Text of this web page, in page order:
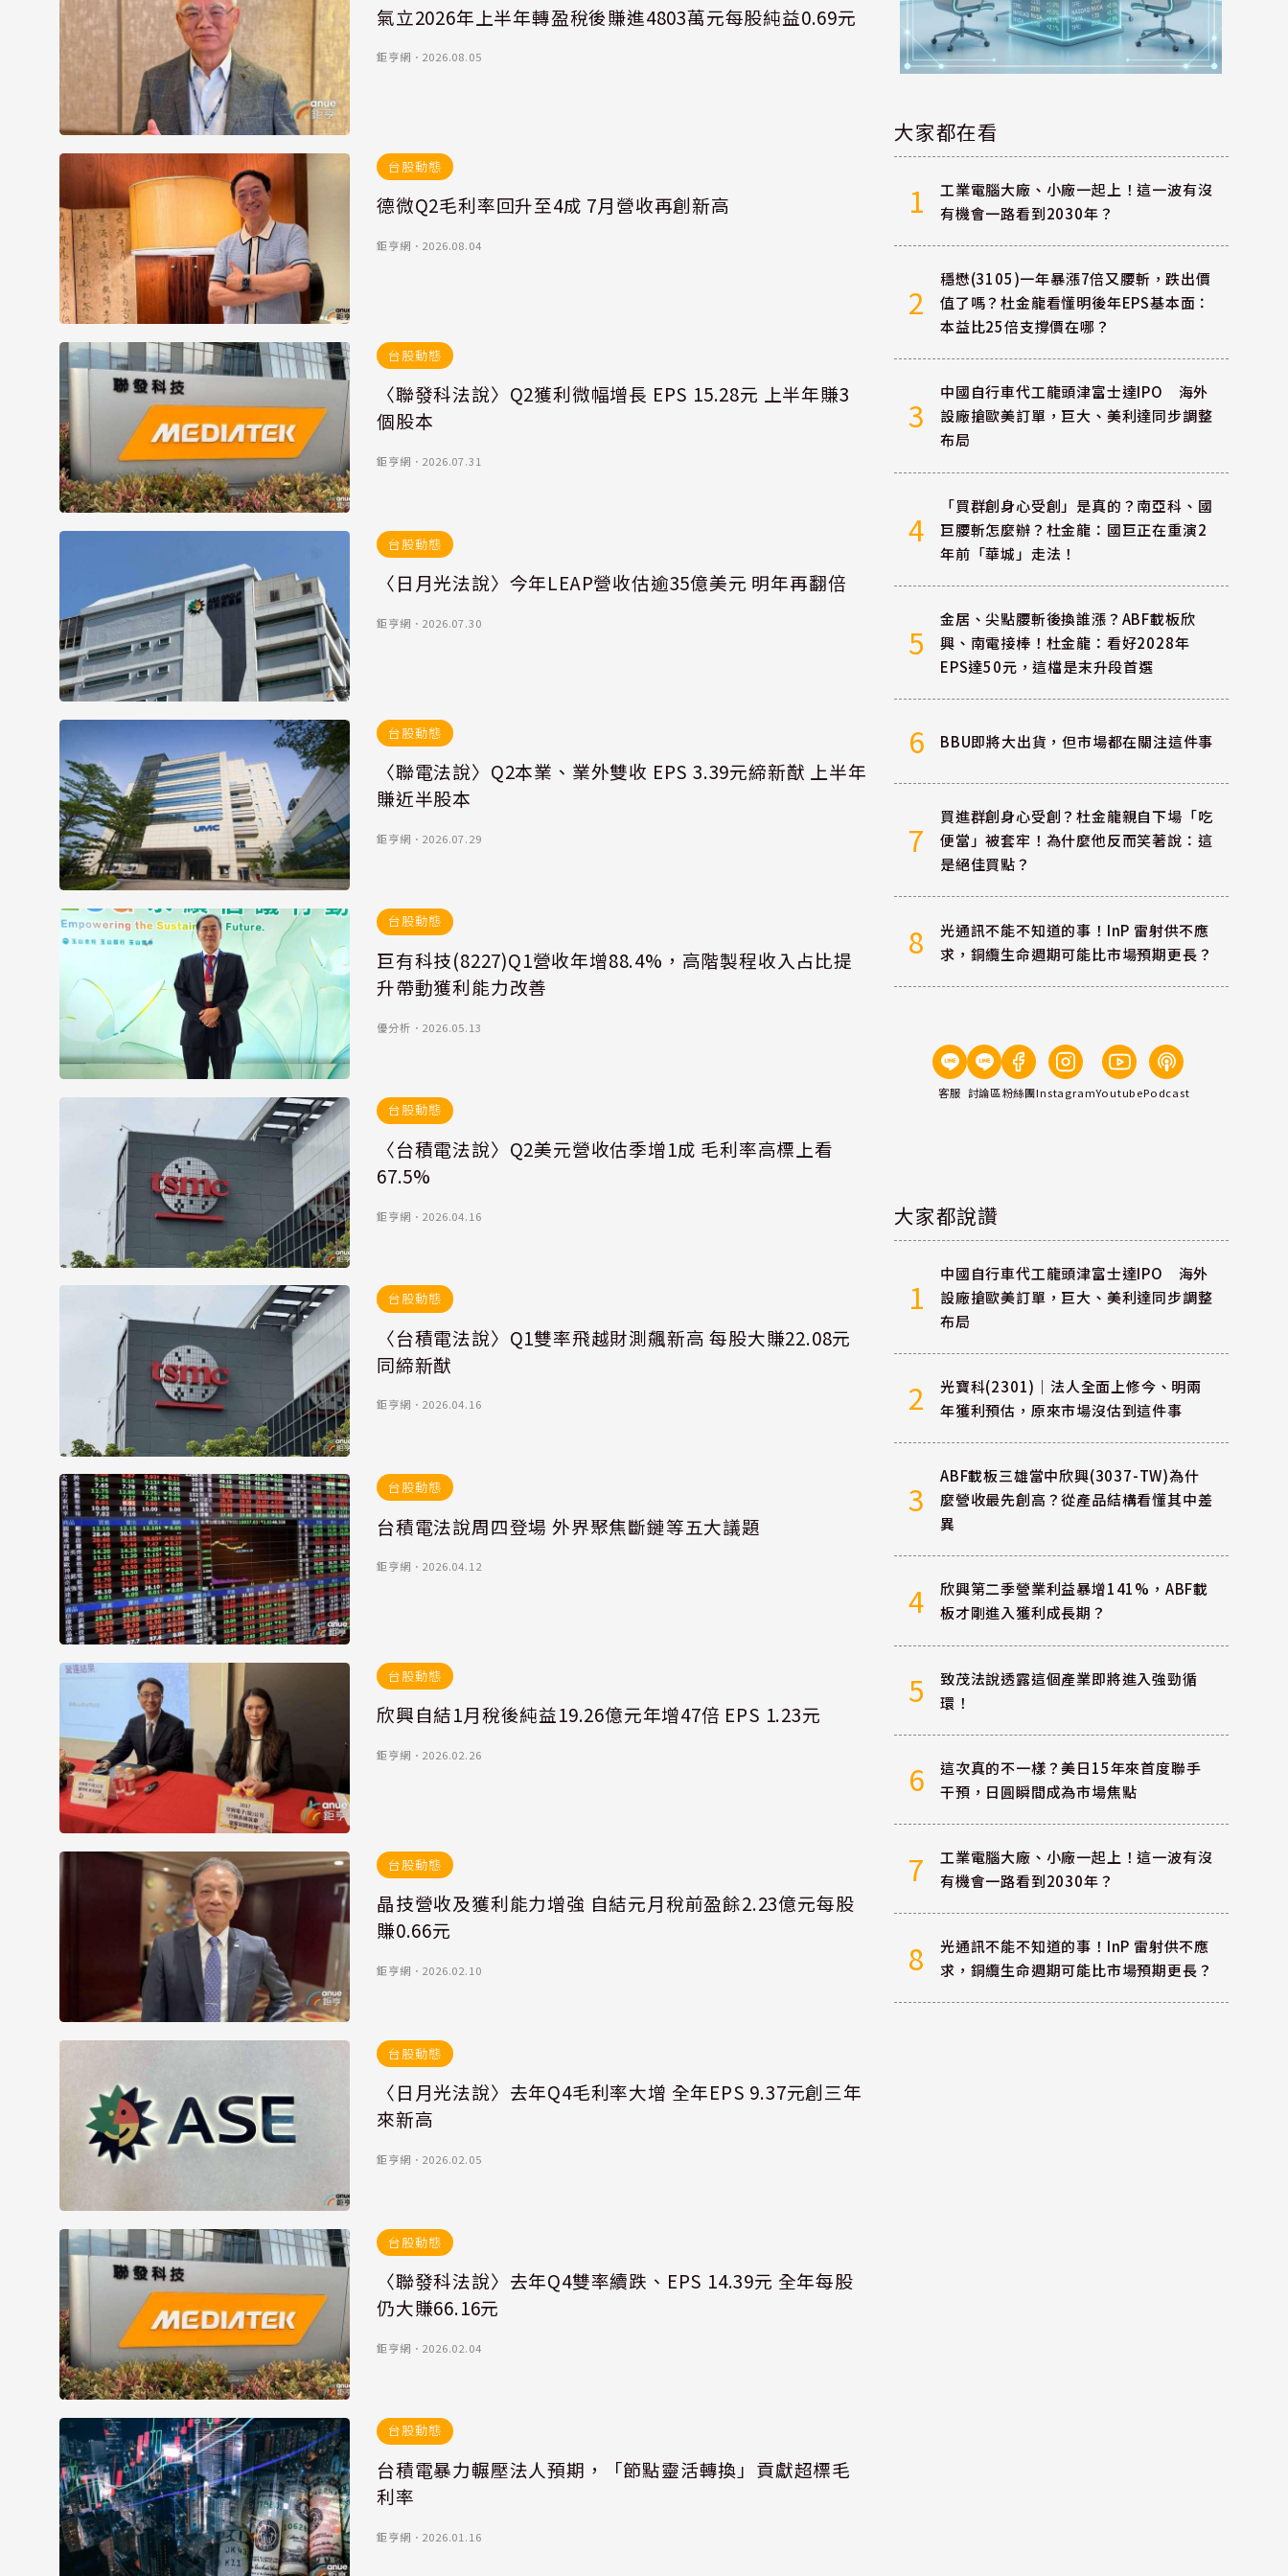
氣立2026年上半年轉盈稅後賺進4803萬元每股純益0.69元
鉅亨網 ． 2026.08.05
台股動態
德微Q2毛利率回升至4成 7月營收再創新高
鉅亨網 ． 2026.08.04
台股動態
〈聯發科法說〉Q2獲利微幅增長 EPS 15.28元 上半年賺3
個股本
鉅亨網 ． 2026.07.31
台股動態
〈日月光法說〉今年LEAP營收估逾35億美元 明年再翻倍
鉅亨網 ． 2026.07.30
台股動態
〈聯電法說〉Q2本業、業外雙收 EPS 3.39元締新猷 上半年
賺近半股本
鉅亨網 ． 2026.07.29
台股動態
巨有科技(8227)Q1營收年增88.4%，高階製程收入占比提
升帶動獲利能力改善
優分析 ． 2026.05.13
台股動態
〈台積電法說〉Q2美元營收估季增1成 毛利率高標上看
67.5%
鉅亨網 ． 2026.04.16
台股動態
〈台積電法說〉Q1雙率飛越財測飆新高 每股大賺22.08元
同締新猷
鉅亨網 ． 2026.04.16
台股動態
台積電法說周四登場 外界聚焦斷鏈等五大議題
鉅亨網 ． 2026.04.12
台股動態
欣興自結1月稅後純益19.26億元年增47倍 EPS 1.23元
鉅亨網 ． 2026.02.26
台股動態
晶技營收及獲利能力增強 自結元月稅前盈餘2.23億元每股
賺0.66元
鉅亨網 ． 2026.02.10
台股動態
〈日月光法說〉去年Q4毛利率大增 全年EPS 9.37元創三年
來新高
鉅亨網 ． 2026.02.05
台股動態
〈聯發科法說〉去年Q4雙率續跌、EPS 14.39元 全年每股
仍大賺66.16元
鉅亨網 ． 2026.02.04
台股動態
台積電暴力輾壓法人預期，「節點靈活轉換」貢獻超標毛
利率
鉅亨網 ． 2026.01.16
大家都在看
1
工業電腦大廠、小廠一起上！這一波有沒
有機會一路看到2030年？
2
穩懋(3105)一年暴漲7倍又腰斬，跌出價
值了嗎？杜金龍看懂明後年EPS基本面：
本益比25倍支撐價在哪？
3
中國自行車代工龍頭津富士達IPO 海外
設廠搶歐美訂單，巨大、美利達同步調整
布局
4
「買群創身心受創」是真的？南亞科、國
巨腰斬怎麼辦？杜金龍：國巨正在重演2
年前「華城」走法！
5
金居、尖點腰斬後換誰漲？ABF載板欣
興、南電接棒！杜金龍：看好2028年
EPS達50元，這檔是末升段首選
6 BBU即將大出貨，但市場都在關注這件事
7
買進群創身心受創？杜金龍親自下場「吃
便當」被套牢！為什麼他反而笑著說：這
是絕佳買點？
8
光通訊不能不知道的事！InP 雷射供不應
求，銅纜生命週期可能比市場預期更長？
客服 討論區粉絲團InstagramYoutubePodcast
大家都說讚
1
中國自行車代工龍頭津富士達IPO 海外
設廠搶歐美訂單，巨大、美利達同步調整
布局
2
光寶科(2301)｜法人全面上修今、明兩
年獲利預估，原來市場沒估到這件事
3
ABF載板三雄當中欣興(3037-TW)為什
麼營收最先創高？從產品結構看懂其中差
異
4
欣興第二季營業利益暴增141%，ABF載
板才剛進入獲利成長期？
5
致茂法說透露這個產業即將進入強勁循
環！
6
這次真的不一樣？美日15年來首度聯手
干預，日圓瞬間成為市場焦點
7
工業電腦大廠、小廠一起上！這一波有沒
有機會一路看到2030年？
8
光通訊不能不知道的事！InP 雷射供不應
求，銅纜生命週期可能比市場預期更長？